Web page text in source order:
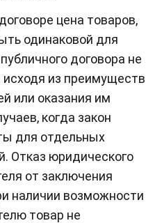
цена товаров,
одинаковой для
договора не
исходя из преимуществ
или оказания им
когда закон
для отдельных
Отказ юридического
от заключения
наличии возможности
товар не